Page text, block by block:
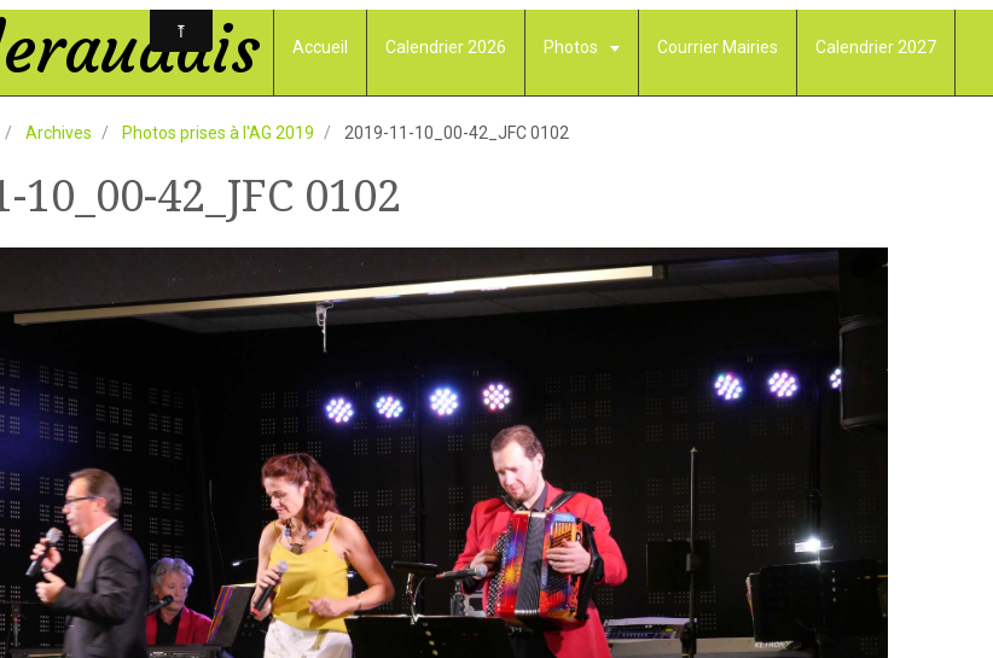
Accueil Calendrier 2026 Photos Courrier Mairies Calendrier 2027
Archives Photos prises à l'AG 2019 2019-11-10_00-42_JFC 0102
10_00-42_JFC 0102